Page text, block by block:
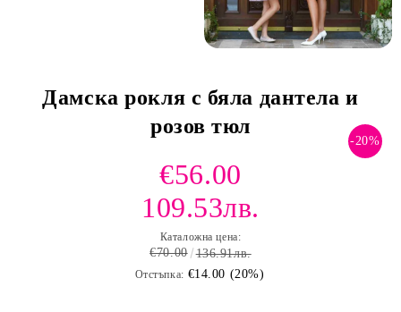
Дамска рокля с бяла дантела и
розов тюл
-20%
€56.00
109.53лв.
Каталожна цена:
€70.00 136.91лв.
Отстъпка: €14.00 (20%)